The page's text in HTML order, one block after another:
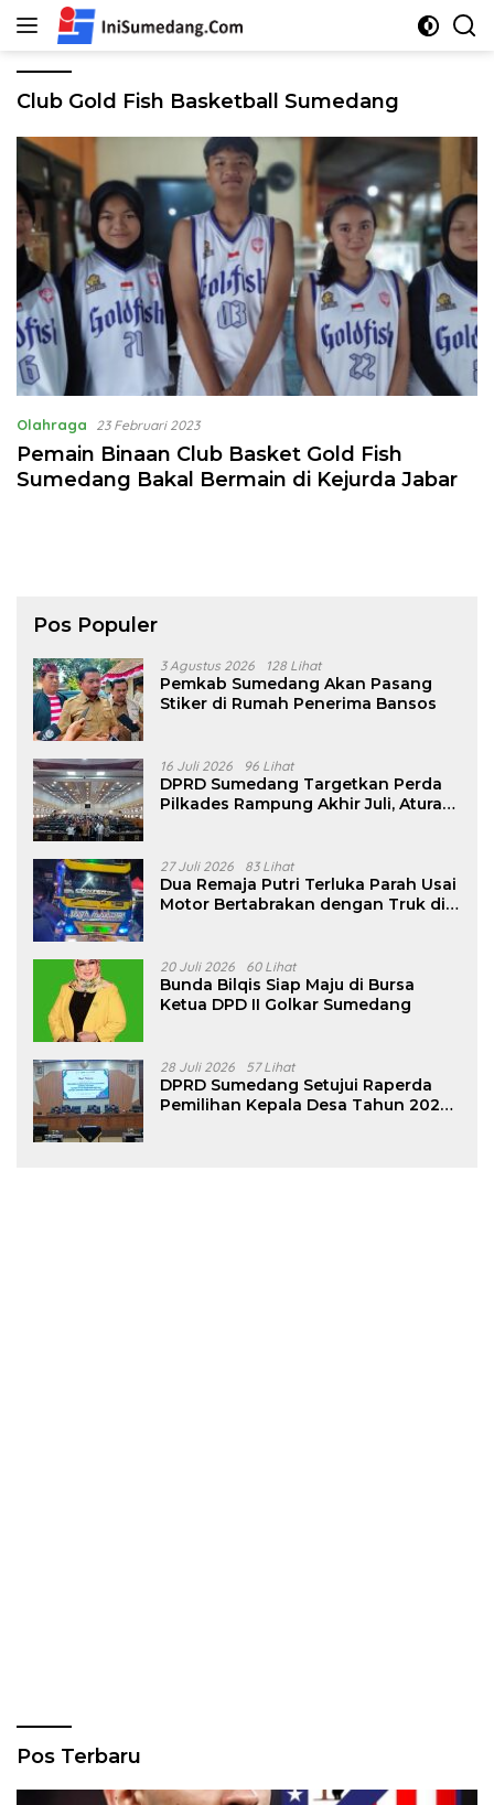
Langsung
Club Gold Fish Basketball Sumedang
Olahraga 23 Februari 2023
Pemain Binaan Club Basket Gold Fish
Sumedang Bakal Bermain di Kejurda Jabar
Pos Populer
3 Agustus 2026 128 Lihat
Pemkab Sumedang Akan Pasang
Stiker di Rumah Penerima Bansos
16 Juli 2026 96 Lihat
DPRD Sumedang Targetkan Perda
Pilkades Rampung Akhir Juli, Aturan
27 Juli 2026 83 Lihat
Dua Remaja Putri Terluka Parah Usai
Motor Bertabrakan dengan Truk di
20 Juli 2026 60 Lihat
Bunda Bilqis Siap Maju di Bursa
Ketua DPD II Golkar Sumedang
28 Juli 2026 57 Lihat
DPRD Sumedang Setujui Raperda
Pemilihan Kepala Desa Tahun 2026
Pos Terbaru